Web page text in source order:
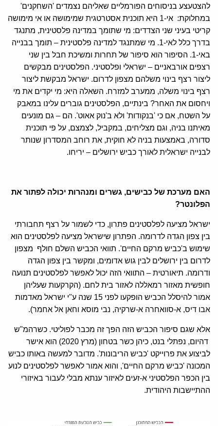
להצטעצע בניסוחים הפורמליים שאליהם נצמדים 'השחקנים'
במחלוקת: אי-1 היא תוכנית אסטרטגית שמימושה או אי מימושה
קריטי בעיני שני הצדדים: מי שתומך במדינה פלסטינית, מתנגד
בדרך כלל לאי-1. מי שמתנגד למדינה פלסטינית – תומך בבנייה
באי-1. הסיפור הוא סיפור של תחרות ומשיכת חבל בין שני
רצפים אורבאניים – ישראלי ופלסטיני. הפלסטינים מבקשים
ליצור רצף בינוי משלהם מצפון לדרום. ישראל מבקשת ליצור
רצף בינוי משלה, ממערב למזרח. השאלה היא: מי יקדים את מי
ויחסום את האחר? בינתיים, הפלסטינים גוברים עלינו במאבק
על השטח, אם כי 'בנקודות' ולא ב'נוק אאוט'. הם – גם מונעים
מאיתנו בניה, וגם מצליחים, במקביל, לצמצם, על פי תוכנית
סדורה, באמצעות בניה לא חוקית, את רוחב המסדרון שנותר
לבנייה ישראלית לאורך כביש ירושלים – יריחו.
האם מערכת של כבישים, גשרים ומנהרות יכולה לפתור את
הפלונטר?
ישראל מציעה לפלסטינים פתרון, כדי לשמור על רצף תחבורתי
בין צפון הגדה לדרומה. הפתרון שישראל מציעה לפלסטינים הוא
שימוש ב'כביש מרקם החיים'. תוואי הכביש השלם חולף מצפון
לדרום בין ירושלים לבין גוש אדומים, ומקשר בין צפון הגדה
ודרומה. תיאורטית – התוואי הזה יכול לאפשר לפלסטינים תנועה
חופשית מאזור רמאללה לאזור בית לחם. (הקרקעות שעליהן
אמור להיסלל הכביש הופקעו לפני 15 שנה ע"י ישראל מאדמות
אבו דיס, א-סוואחרה א-שרקיה, נבי מוסא וחאן אל אחמר).
אלא שגם סיפור הכביש הזה הפך זה מכבר לפוליטי. כשרהמ"ש
דהיום, נפתלי בנט, כיהן כשר בטחון (מרץ 2020) הוא אישר
לביצוע את פרוייקט 'כביש הריבונות'. מדובר למעשה באותו כביש
המכונה 'כביש מרקם החיים', והוא אמור לאפשר לפלסטינים לנוע
בין הכפר הפלסטיני א-זעים לאיזור ענתא מבלי לעבור באיזורי
ההתיישבות היהודית.